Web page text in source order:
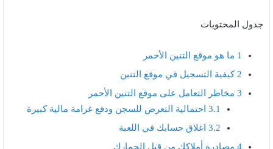
جدول المحتويات
1 ما هو موقع التنين الأحمر
2 كيفية التسجيل في موقع التنين
3 مخاطر التعامل على موقع التنين الأحمر
3.1 احتمالية التعرض للسجن ودفع غرامة مالية كبيرة
3.2 اغلاق حسابك في اللعبة
4 مصادرة أملاكك من قبل الجمارك